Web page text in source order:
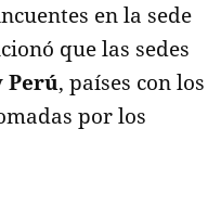
en la sede
que las sedes
Perú, países con los
por los